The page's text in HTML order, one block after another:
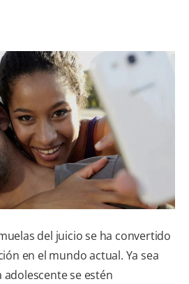
PARA PROFESIONALES
SUSCRÍBASE
del juicio se ha convertido
en el mundo actual. Ya sea
se estén